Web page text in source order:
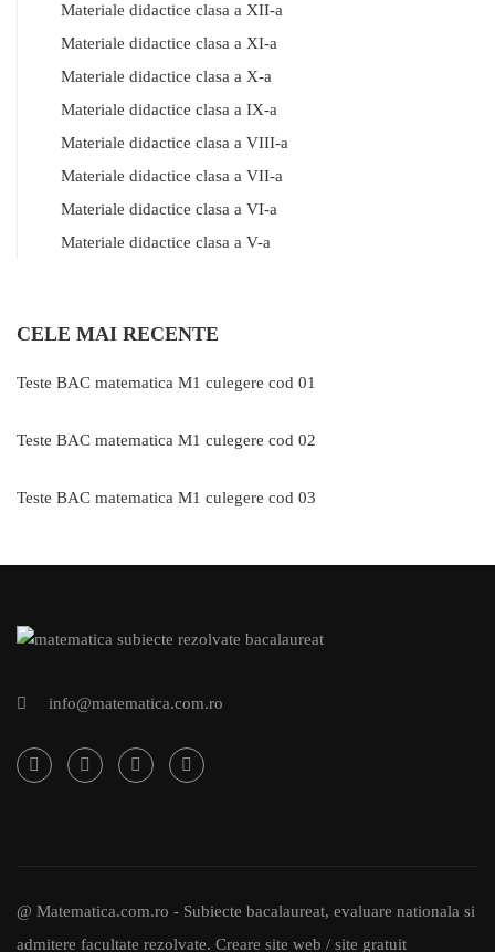
Materiale didactice clasa a XII-a
Materiale didactice clasa a XI-a
Materiale didactice clasa a X-a
Materiale didactice clasa a IX-a
Materiale didactice clasa a VIII-a
Materiale didactice clasa a VII-a
Materiale didactice clasa a VI-a
Materiale didactice clasa a V-a
CELE MAI RECENTE
Teste BAC matematica M1 culegere cod 01
Teste BAC matematica M1 culegere cod 02
Teste BAC matematica M1 culegere cod 03
info@matematica.com.ro
@ Matematica.com.ro - Subiecte bacalaureat, evaluare nationala si
admitere facultate rezolvate. Creare site web / site gratuit